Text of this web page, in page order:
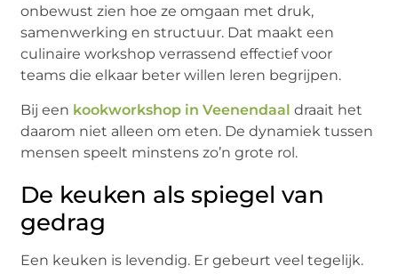
onbewust zien hoe ze omgaan met druk,
samenwerking en structuur. Dat maakt een
culinaire workshop verrassend effectief voor
teams die elkaar beter willen leren begrijpen.
Bij een kookworkshop in Veenendaal draait het
daarom niet alleen om eten. De dynamiek tussen
mensen speelt minstens zo’n grote rol.
De keuken als spiegel van
gedrag
Een keuken is levendig. Er gebeurt veel tegelijk.